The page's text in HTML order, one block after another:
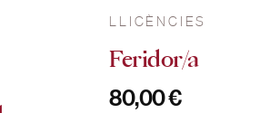
LLICÈNCIES
Feridor/a
80,00€